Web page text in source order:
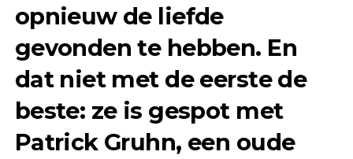
opnieuw de liefde
gevonden te hebben. En
dat niet met de eerste de
beste: ze is gespot met
Patrick Gruhn, een oude